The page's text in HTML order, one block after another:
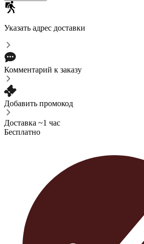
Указать адрес доставки
Комментарий к заказу
Добавить промокод
Доставка ~1 час
Бесплатно